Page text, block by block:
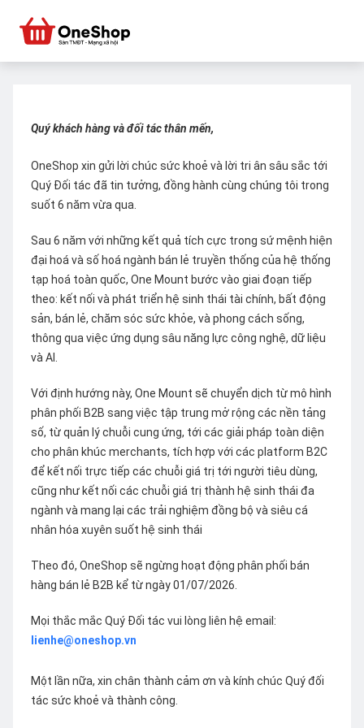
Quý khách hàng và đối tác thân mến,
OneShop xin gửi lời chúc sức khoẻ và lời tri ân sâu sắc tới
Quý Đối tác đã tin tưởng, đồng hành cùng chúng tôi trong
suốt 6 năm vừa qua.
Sau 6 năm với những kết quả tích cực trong sứ mệnh hiện
đại hoá và số hoá ngành bán lẻ truyền thống của hệ thống
tạp hoá toàn quốc, One Mount bước vào giai đoạn tiếp
theo: kết nối và phát triển hệ sinh thái tài chính, bất động
sản, bán lẻ, chăm sóc sức khỏe, và phong cách sống,
thông qua việc ứng dụng sâu năng lực công nghệ, dữ liệu
và AI.
Với định hướng này, One Mount sẽ chuyển dịch từ mô hình
phân phối B2B sang việc tập trung mở rộng các nền tảng
số, từ quản lý chuỗi cung ứng, tới các giải pháp toàn diện
cho phân khúc merchants, tích hợp với các platform B2C
để kết nối trực tiếp các chuỗi giá trị tới người tiêu dùng,
cũng như kết nối các chuỗi giá trị thành hệ sinh thái đa
ngành và mang lại các trải nghiệm đồng bộ và siêu cá
nhân hóa xuyên suốt hệ sinh thái
Theo đó, OneShop sẽ ngừng hoạt động phân phối bán
hàng bán lẻ B2B kể từ ngày 01/07/2026.
Mọi thắc mắc Quý Đối tác vui lòng liên hệ email:
lienhe@oneshop.vn
Một lần nữa, xin chân thành cảm ơn và kính chúc Quý đối
tác sức khoẻ và thành công.